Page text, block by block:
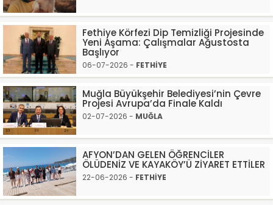
Fethiye Körfezi Dip Temizliği Projesinde
Yeni Aşama: Çalışmalar Ağustosta
Başlıyor
06-07-2026 - FETHİYE
Muğla Büyükşehir Belediyesi’nin Çevre
Projesi Avrupa’da Finale Kaldı
02-07-2026 - MUĞLA
AFYON’DAN GELEN ÖĞRENCİLER
ÖLÜDENİZ VE KAYAKÖY’Ü ZİYARET ETTİLER
22-06-2026 - FETHİYE